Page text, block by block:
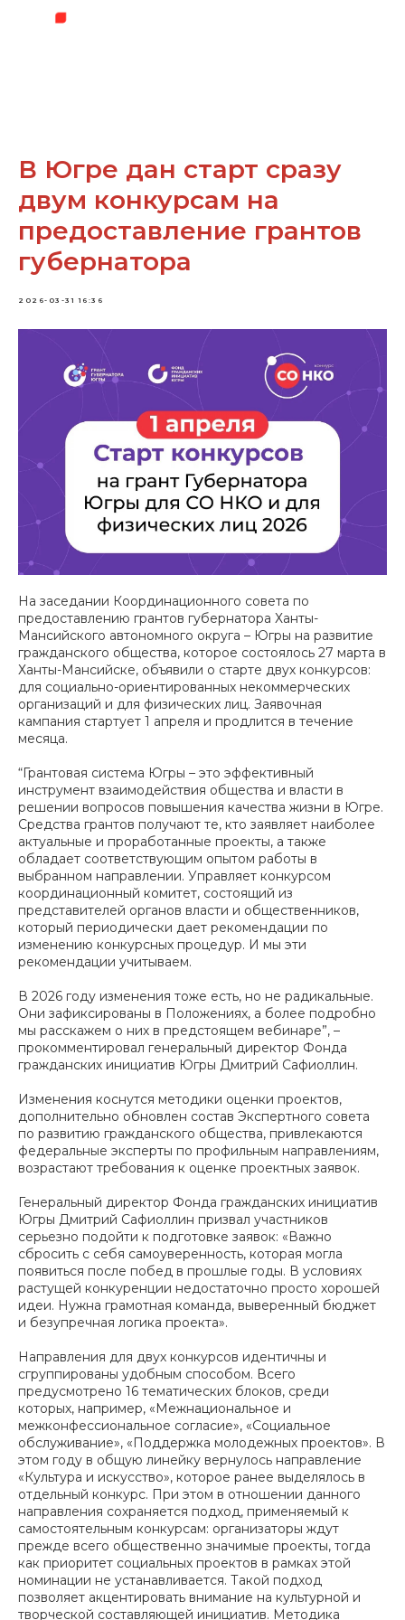
В Югре дан старт сразу
двум конкурсам на
предоставление грантов
губернатора
2026-03-31 16:36
На заседании Координационного совета по
предоставлению грантов губернатора Ханты-
Мансийского автономного округа – Югры на развитие
гражданского общества, которое состоялось 27 марта в
Ханты-Мансийске, объявили о старте двух конкурсов:
для социально-ориентированных некоммерческих
организаций и для физических лиц. Заявочная
кампания стартует 1 апреля и продлится в течение
месяца.
“Грантовая система Югры – это эффективный
инструмент взаимодействия общества и власти в
решении вопросов повышения качества жизни в Югре.
Средства грантов получают те, кто заявляет наиболее
актуальные и проработанные проекты, а также
обладает соответствующим опытом работы в
выбранном направлении. Управляет конкурсом
координационный комитет, состоящий из
представителей органов власти и общественников,
который периодически дает рекомендации по
изменению конкурсных процедур. И мы эти
рекомендации учитываем.
В 2026 году изменения тоже есть, но не радикальные.
Они зафиксированы в Положениях, а более подробно
мы расскажем о них в предстоящем вебинаре”, –
прокомментировал генеральный директор Фонда
гражданских инициатив Югры Дмитрий Сафиоллин.
Изменения коснутся методики оценки проектов,
дополнительно обновлен состав Экспертного совета
по развитию гражданского общества, привлекаются
федеральные эксперты по профильным направлениям,
возрастают требования к оценке проектных заявок.
Генеральный директор Фонда гражданских инициатив
Югры Дмитрий Сафиоллин призвал участников
серьезно подойти к подготовке заявок: «Важно
сбросить с себя самоуверенность, которая могла
появиться после побед в прошлые годы. В условиях
растущей конкуренции недостаточно просто хорошей
идеи. Нужна грамотная команда, выверенный бюджет
и безупречная логика проекта».
Направления для двух конкурсов идентичны и
сгруппированы удобным способом. Всего
предусмотрено 16 тематических блоков, среди
которых, например, «Межнациональное и
межконфессиональное согласие», «Социальное
обслуживание», «Поддержка молодежных проектов». В
этом году в общую линейку вернулось направление
«Культура и искусство», которое ранее выделялось в
отдельный конкурс. При этом в отношении данного
направления сохраняется подход, применяемый к
самостоятельным конкурсам: организаторы ждут
прежде всего общественно значимые проекты, тогда
как приоритет социальных проектов в рамках этой
номинации не устанавливается. Такой подход
позволяет акцентировать внимание на культурной и
творческой составляющей инициатив. Методика